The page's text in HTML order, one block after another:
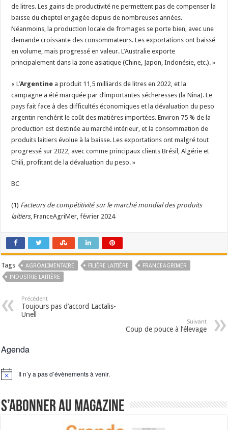
de litres. Les gains de productivité ne permettent pas de compenser la
baisse du cheptel engagée depuis de nombreuses années.
Néanmoins, la production locale de fromages se porte bien, avec une
demande croissante des consommateurs. Les exportations ont baissé
en volume, mais progressé en valeur. L’Australie exporte
principalement dans la zone asiatique (Chine, Japon, Indonésie, etc.). »
« L’Argentine a produit 11,5 milliards de litres en 2022, et la
campagne a été marquée par d’importantes sécheresses (la Niña). Le
pays fait face à des difficultés économiques et la dévaluation du peso
argentin renchérit le coût des matières importées. Environ 75 % de la
production est destinée au marché intérieur, et la consommation de
produits laitiers évolue à la baisse. Les exportations ont malgré tout
progressé sur 2022, avec comme principaux clients Brésil, Algérie et
Chili, profitant de la dévaluation du peso. »
BC
(1) Facteurs de compétitivité sur le marché mondial des produits
laitiers, FranceAgriMer, février 2024
Tags AGROALIMENTAIRE FILIÈRE LAITIÈRE
FRANCEAGRIMER
INDUSTRIE LAITIÈRE
Précédent
Toujours pas d’accord Lactalis-
Unell
Suivant
Coup de pouce à l’élevage
Agenda
Notice Il n’y a pas d’évènements à venir.
S’abonner au magazine